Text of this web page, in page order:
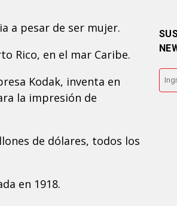
a pesar de ser mujer.
Rico, en el mar Caribe.
Kodak, inventa en
la impresión de
de dólares, todos los
en 1918.